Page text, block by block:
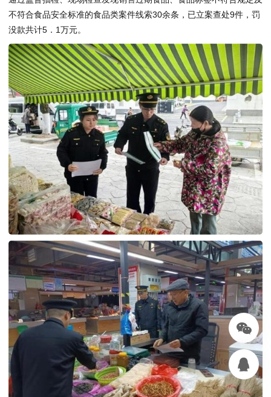
不符合食品安全标准的食品类案件线索30余条，已立案查处9件，罚
没款共计5．1万元。